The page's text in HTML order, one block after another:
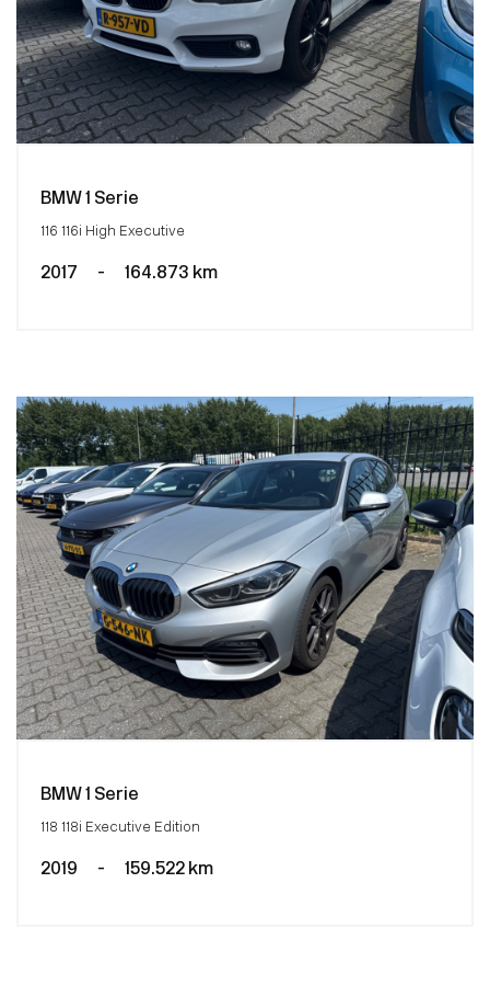
BMW 1 Serie
116 116i High Executive
2017 - 164.873 km
BMW 1 Serie
118 118i Executive Edition
2019 - 159.522 km